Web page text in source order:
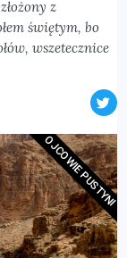
z
świętym, bo
wszetecznice
OJCOWIE PUSTYNI